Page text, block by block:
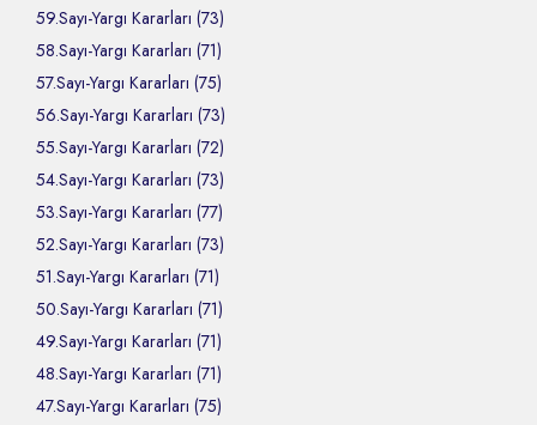
59.Sayı-Yargı Kararları (73)
58.Sayı-Yargı Kararları (71)
57.Sayı-Yargı Kararları (75)
56.Sayı-Yargı Kararları (73)
55.Sayı-Yargı Kararları (72)
54.Sayı-Yargı Kararları (73)
53.Sayı-Yargı Kararları (77)
52.Sayı-Yargı Kararları (73)
51.Sayı-Yargı Kararları (71)
50.Sayı-Yargı Kararları (71)
49.Sayı-Yargı Kararları (71)
48.Sayı-Yargı Kararları (71)
47.Sayı-Yargı Kararları (75)